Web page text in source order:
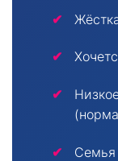
Семья